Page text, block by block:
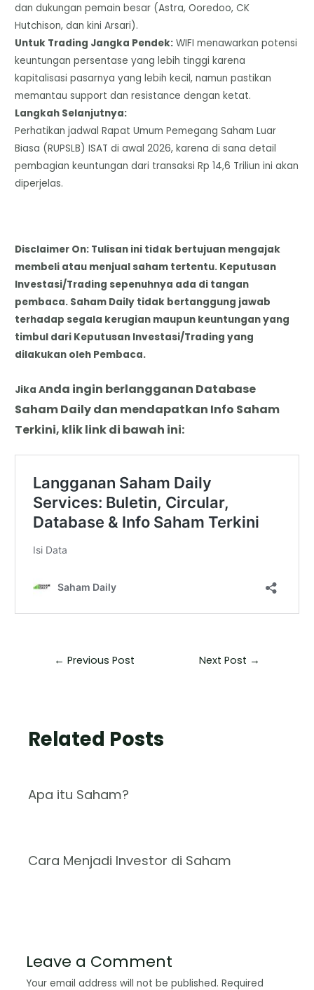
dan dukungan pemain besar (Astra, Ooredoo, CK
Hutchison, dan kini Arsari).
​Untuk Trading Jangka Pendek: WIFI menawarkan potensi
keuntungan persentase yang lebih tinggi karena
kapitalisasi pasarnya yang lebih kecil, namun pastikan
memantau support dan resistance dengan ketat.
​Langkah Selanjutnya:
Perhatikan jadwal Rapat Umum Pemegang Saham Luar
Biasa (RUPSLB) ISAT di awal 2026, karena di sana detail
pembagian keuntungan dari transaksi Rp 14,6 Triliun ini akan
diperjelas.
Disclaimer On: Tulisan ini tidak bertujuan mengajak
membeli atau menjual saham tertentu. Keputusan
Investasi/Trading sepenuhnya ada di tangan
pembaca. Saham Daily tidak bertanggung jawab
terhadap segala kerugian maupun keuntungan yang
timbul dari Keputusan Investasi/Trading yang
dilakukan oleh Pembaca.
Jika Anda ingin berlangganan Database
Saham Daily dan mendapatkan Info Saham
Terkini, klik link di bawah ini:
← Previous Post Next Post →
Related Posts
Apa itu Saham?
Cara Menjadi Investor di Saham
Leave a Comment
Your email address will not be published. Required